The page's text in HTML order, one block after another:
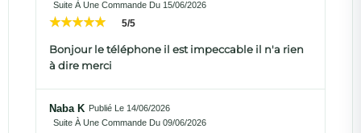
Suite À Une Commande Du 15/06/2026
5/5
Bonjour le téléphone il est impeccable il n'a rien
à dire merci
Naba K Publié Le 14/06/2026
Suite À Une Commande Du 09/06/2026